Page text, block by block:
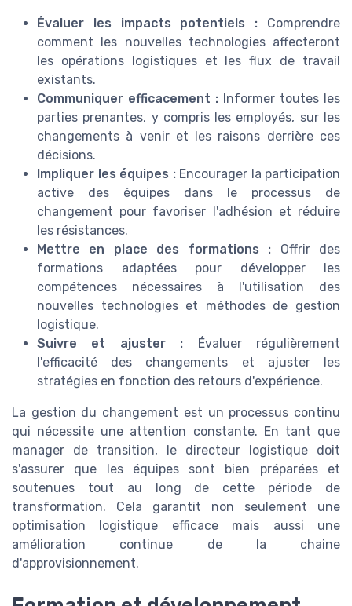
Évaluer les impacts potentiels : Comprendre
comment les nouvelles technologies affecteront
les opérations logistiques et les flux de travail
existants.
Communiquer efficacement : Informer toutes les
parties prenantes, y compris les employés, sur les
changements à venir et les raisons derrière ces
décisions.
Impliquer les équipes :Encourager la participation
active des équipes dans le processus de
changement pour favoriser l'adhésion et réduire
les résistances.
Mettre en place des formations : Offrir des
formations adaptées pour développer les
compétences nécessaires à l'utilisation des
nouvelles technologies et méthodes de gestion
logistique.
Suivre et ajuster : Évaluer régulièrement
l'efficacité des changements et ajuster les
stratégies en fonction des retours d'expérience.
La gestion du changement est un processus continu
qui nécessite une attention constante. En tant que
manager de transition, le directeur logistique doit
s'assurer que les équipes sont bien préparées et
soutenues tout au long de cette période de
transformation. Cela garantit non seulement une
optimisation logistique efficace mais aussi une
amélioration continue de la chaine
d'approvisionnement.